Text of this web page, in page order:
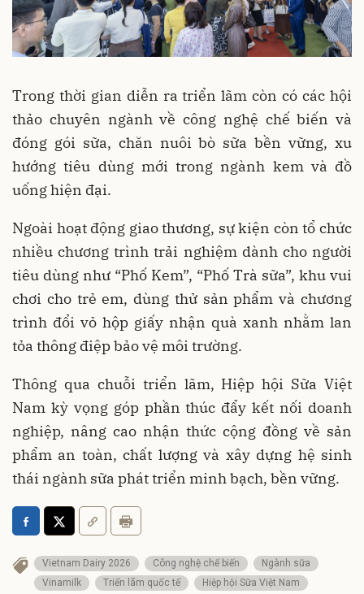
Trong thời gian diễn ra triển lãm còn có các hội
thảo chuyên ngành về công nghệ chế biến và
đóng gói sữa, chăn nuôi bò sữa bền vững, xu
hướng tiêu dùng mới trong ngành kem và đồ
uống hiện đại.
Ngoài hoạt động giao thương, sự kiện còn tổ chức
nhiều chương trình trải nghiệm dành cho người
tiêu dùng như “Phố Kem”, “Phố Trà sữa”, khu vui
chơi cho trẻ em, dùng thử sản phẩm và chương
trình đổi vỏ hộp giấy nhận quà xanh nhằm lan
tỏa thông điệp bảo vệ môi trường.
Thông qua chuỗi triển lãm, Hiệp hội Sữa Việt
Nam kỳ vọng góp phần thúc đẩy kết nối doanh
nghiệp, nâng cao nhận thức cộng đồng về sản
phẩm an toàn, chất lượng và xây dựng hệ sinh
thái ngành sữa phát triển minh bạch, bền vững.
Vietnam Dairy 2026 Công nghệ chế biến
Ngành sữa
Vinamilk
Triển lãm quốc tế Hiệp hội Sữa Việt Nam